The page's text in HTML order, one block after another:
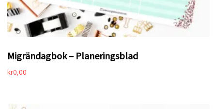
Migrändagbok – Planeringsblad
kr0,00